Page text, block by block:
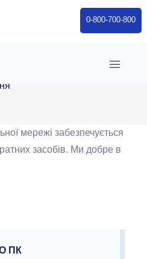
0-800-700-800
ПК
мережі забезпечується
засобів. Ми добре в